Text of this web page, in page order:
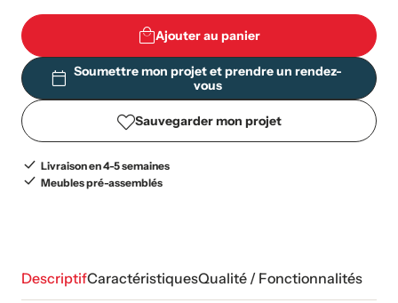
Ajouter au panier
Soumettre mon projet et prendre un rendez-
vous
Sauvegarder mon projet
Livraison en 4-5 semaines
Meubles pré-assemblés
DescriptifCaractéristiquesQualité / Fonctionnalités